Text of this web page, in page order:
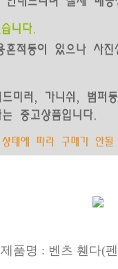
제품명 : 벤츠 휀다(